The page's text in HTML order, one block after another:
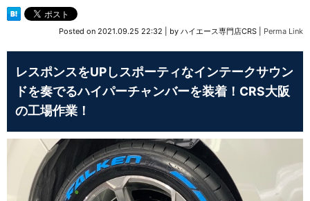
Posted on 2021.09.25 22:32 by ハイエース専門店CRS Perma Link
レスポンスをUPしスポーティなインテークサウン
ドを奏でるハイパーチャンバーを装着！CRS大阪
の工場作業！